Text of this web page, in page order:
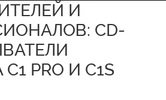
И
CD-
C1 PRO И C1S